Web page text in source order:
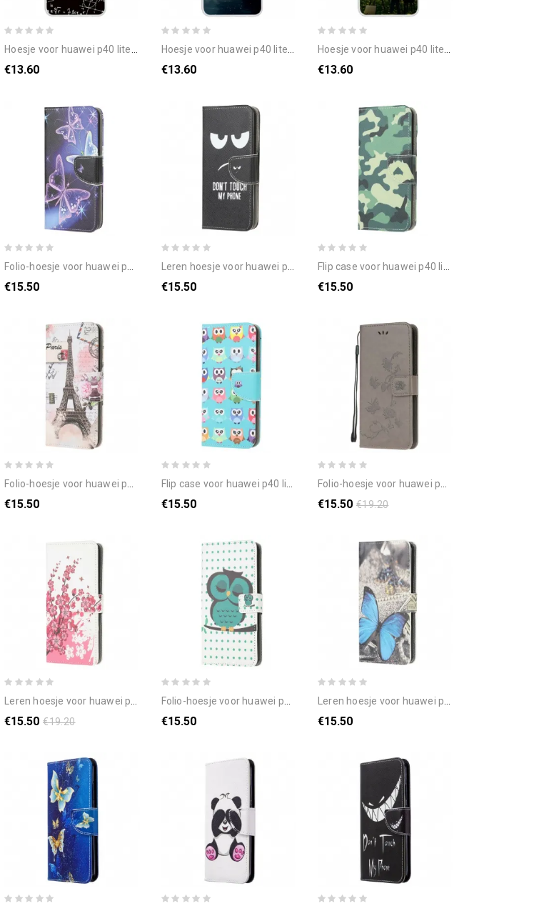
hoesje voor huawei p40 lite e / huawei y7p wiskunde
€13.60
hoesje voor huawei p40 lite e / huawei y7p volle maan
€13.60
hoesje voor huawei p40 lite e / huawei y7p schilder in de nacht
€13.60
folio-hoesje voor huawei p40 lite e / huawei y7p vlinders en bloemen
€15.50
leren hoesje voor huawei p40 lite e / huawei y7p raak mijn telefoon niet aan
€15.50
flip case voor huawei p40 lite e / huawei y7p militaire camouflage
€15.50
folio-hoesje voor huawei p40 lite e / huawei y7p retro eiffeltoren
€15.50
flip case voor huawei p40 lite e / huawei y7p meerdere uilen
€15.50
folio-hoesje voor huawei p40 lite e / huawei y7p betoverde vlinders
€15.50 €19.20
leren hoesje voor huawei p40 lite e / huawei y7p tropische bloemen
€15.50 €19.20
folio-hoesje voor huawei p40 lite e / huawei y7p slapende uil
€15.50
leren hoesje voor huawei p40 lite e / huawei y7p blauwe vlinder
€15.50